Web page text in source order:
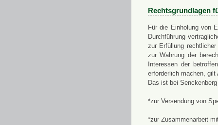
Rechtsgrundlagen
Für die Einholung von
Durchführung
zur Erfüllung
zur Wahrung der
Interessen der
erforderlich machen,
Das ist bei
*zur Versendung von
*zur Zusammenarbeit